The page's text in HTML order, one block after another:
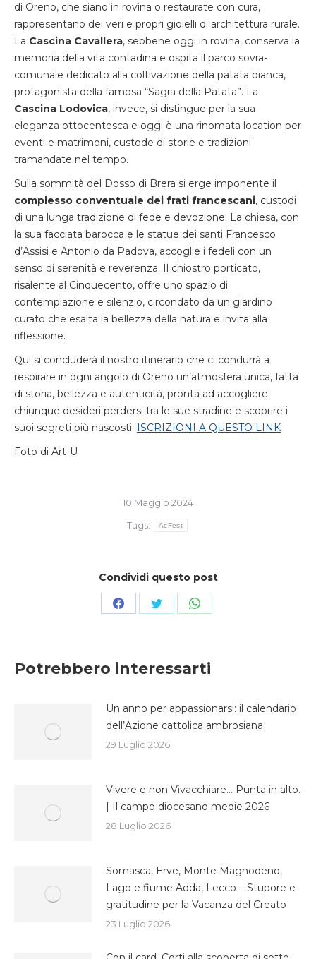
di Oreno, che siano in rovina o restaurate con cura,
rappresentano dei veri e propri gioielli di architettura rurale.
La Cascina Cavallera, sebbene oggi in rovina, conserva la
memoria della vita contadina e ospita il parco sovra-
comunale dedicato alla coltivazione della patata bianca,
protagonista della famosa “Sagra della Patata”. La
Cascina Lodovica, invece, si distingue per la sua
eleganza ottocentesca e oggi è una rinomata location per
eventi e matrimoni, custode di storie e tradizioni
tramandate nel tempo.
Sulla sommità del Dosso di Brera si erge imponente il
complesso conventuale dei frati francescani, custodi
di una lunga tradizione di fede e devozione. La chiesa, con
la sua facciata barocca e le statue dei santi Francesco
d’Assisi e Antonio da Padova, accoglie i fedeli con un
senso di serenità e reverenza. Il chiostro porticato,
risalente al Cinquecento, offre uno spazio di
contemplazione e silenzio, circondato da un giardino
curato che esalta la bellezza della natura e invita alla
riflessione.
Qui si concluderà il nostro itinerario che ci condurrà a
respirare in ogni angolo di Oreno un’atmosfera unica, fatta
di storia, bellezza e autenticità, pronta ad accogliere
chiunque desideri perdersi tra le sue stradine e scoprire i
suoi segreti più nascosti. ISCRIZIONI A QUESTO LINK
Foto di Art-U
10 Maggio 2024
Tags:
AcFest
Condividi questo post
CondividiCondividiCondividi
Potrebbero interessarti
Un anno per appassionarsi: il calendario
dell’Azione cattolica ambrosiana
29 Luglio 2026
Vivere e non Vivacchiare… Punta in alto.
| Il campo diocesano medie 2026
28 Luglio 2026
Somasca, Erve, Monte Magnodeno,
Lago e fiume Adda, Lecco – Stupore e
gratitudine per la Vacanza del Creato
23 Luglio 2026